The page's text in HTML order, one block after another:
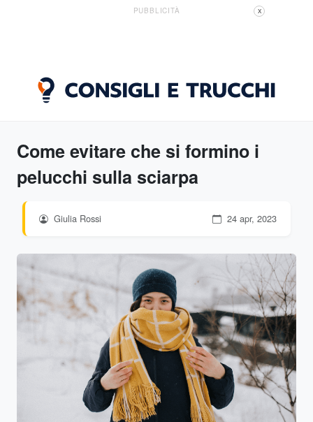
PUBBLICITÀ X
Come evitare che si formino i
pelucchi sulla sciarpa
Giulia Rossi 24 apr, 2023